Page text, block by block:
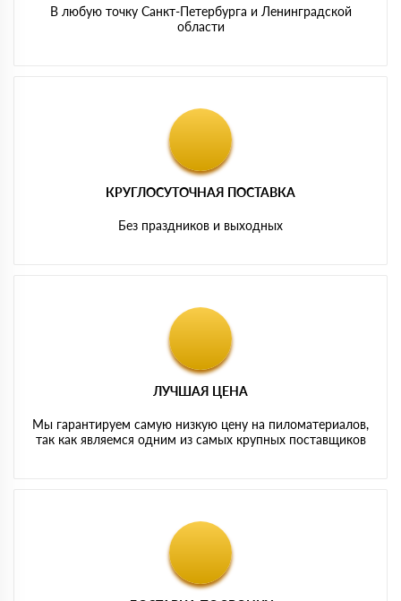
В любую точку Санкт-Петербурга и Ленинградской
области
КРУГЛОСУТОЧНАЯ ПОСТАВКА
Без праздников и выходных
ЛУЧШАЯ ЦЕНА
Мы гарантируем самую низкую цену на пиломатериалов,
так как являемся одним из самых крупных поставщиков